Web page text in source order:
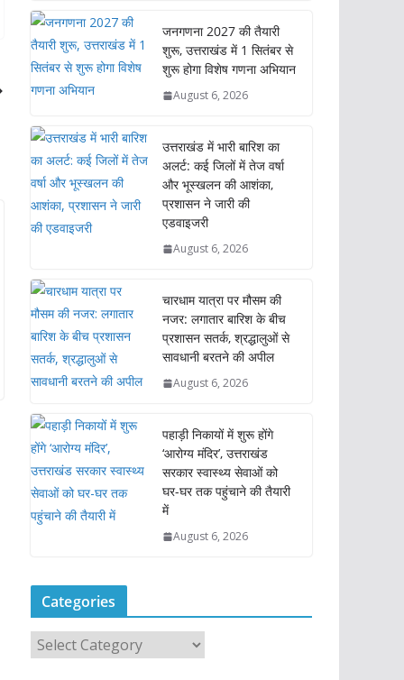
जनगणना 2027 की तैयारी
शुरू, उत्तराखंड में 1 सितंबर से
शुरू होगा विशेष गणना अभियान
August 6, 2026
उत्तराखंड में भारी बारिश का
अलर्ट: कई जिलों में तेज वर्षा
और भूस्खलन की आशंका,
प्रशासन ने जारी की
एडवाइजरी
August 6, 2026
चारधाम यात्रा पर मौसम की
नजर: लगातार बारिश के बीच
प्रशासन सतर्क, श्रद्धालुओं से
सावधानी बरतने की अपील
August 6, 2026
पहाड़ी निकायों में शुरू होंगे
‘आरोग्य मंदिर’, उत्तराखंड
सरकार स्वास्थ्य सेवाओं को
घर-घर तक पहुंचाने की तैयारी
में
August 6, 2026
Categories
a